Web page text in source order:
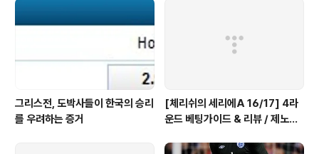
그리스전, 도박사들이 한국의 승리
를 우려하는 증거
[체리쉬의 세리에A 16/17] 4라
운드 베팅가이드 & 리뷰 / 제노아